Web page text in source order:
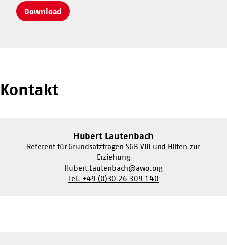
Download
Kontakt
Hubert Lautenbach
Referent für Grundsatzfragen SGB VIII und Hilfen zur
Erziehung
Hubert.Lautenbach@awo.org
Tel. +49 (0)30 26 309 140